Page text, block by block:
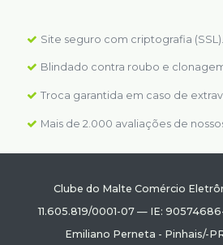
Site seguro com criptografia (SSL).
Blindado contra roubo e
Troca garantida em caso de
Mais de 2.000 avaliações de
Clube do Malte Comércio
11.605.819/0001-07— IE:
Emiliano Perneta - Pinhais/-